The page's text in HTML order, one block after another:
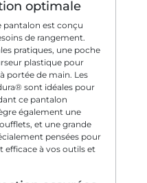
optimale
pantalon est conçu
de rangement.
pratiques, une poche
plastique pour
portée de main. Les
sont idéales pour
ce pantalon
également une
et une grande
pensées pour
efficace à vos outils et